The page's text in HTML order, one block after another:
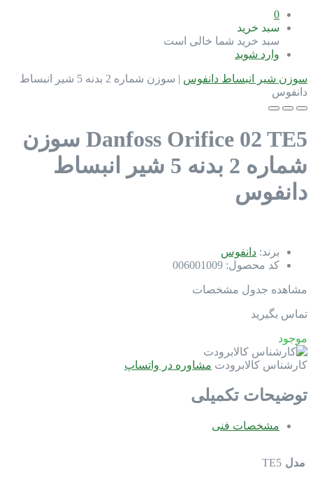
0
سبد خرید
سبد خرید شما خالی است
وارد شوید
سوزن شیر انبساط دانفوس |
سوزن شماره 2 بدنه 5 شیر انبساط
دانفوس
Danfoss Orifice 02 TE5 سوزن
شماره 2 بدنه 5 شیر انبساط
دانفوس
برند: دانفوس
کد محصول: 006001009
مشاهده جدول مشخصات
تماس بگیرید
موجود
کارشناس کالابرودت مشاوره در واتساپ
توضیحات تکمیلی
مشخصات فنی
مدل TE5